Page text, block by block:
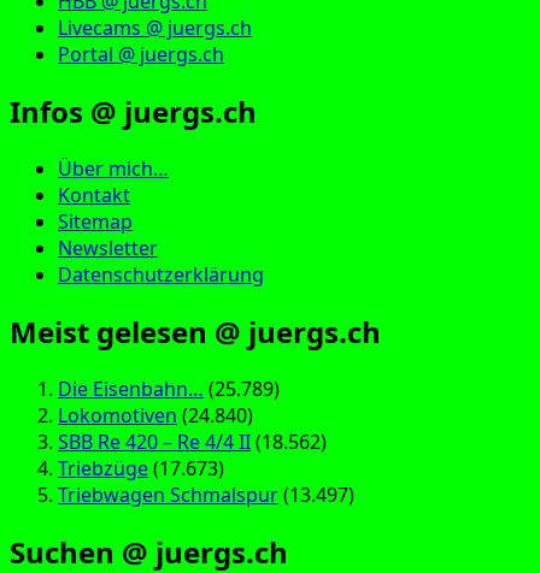
Livecams @ juergs.ch
Portal @ juergs.ch
Infos @ juergs.ch
Über mich…
Kontakt
Sitemap
Newsletter
Datenschutzerklärung
Meist gelesen @ juergs.ch
Die Eisenbahn… (25.789)
Lokomotiven (24.840)
SBB Re 420 – Re 4/4 II(18.562)
Triebzüge(17.673)
Triebwagen Schmalspur(13.497)
Suchen @ juergs.ch